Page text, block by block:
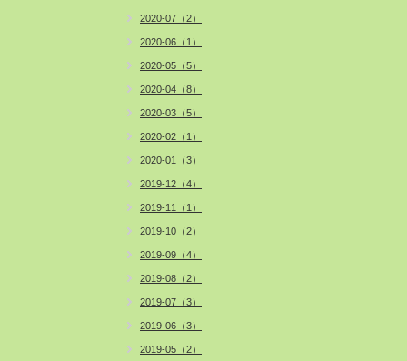
2020-07（2）
2020-06（1）
2020-05（5）
2020-04（8）
2020-03（5）
2020-02（1）
2020-01（3）
2019-12（4）
2019-11（1）
2019-10（2）
2019-09（4）
2019-08（2）
2019-07（3）
2019-06（3）
2019-05（2）